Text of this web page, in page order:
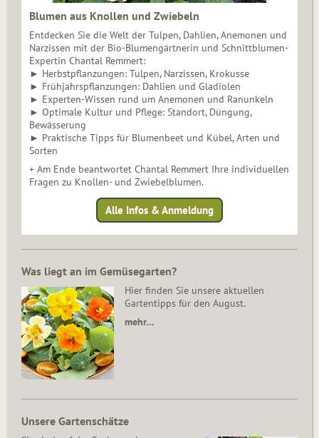
Blumen aus Knollen und Zwiebeln
Entdecken Sie die Welt der Tulpen, Dahlien, Anemonen und
Narzissen mit der Bio-Blumengärtnerin und Schnittblumen-
Expertin Chantal Remmert:
► Herbstpflanzungen: Tulpen, Narzissen, Krokusse
► Frühjahrspflanzungen: Dahlien und Gladiolen
► Experten-Wissen rund um Anemonen und Ranunkeln
► Optimale Kultur und Pflege: Standort, Düngung,
Bewässerung
► Praktische Tipps für Blumenbeet und Kübel, Arten und
Sorten
+ Am Ende beantwortet Chantal Remmert Ihre individuellen
Fragen zu Knollen- und Zwiebelblumen.
Alle Infos & Anmeldung
Was liegt an im Gemüsegarten?
Hier finden Sie unsere aktuellen
Gartentipps für den August.
mehr…
Unsere Gartenschätze